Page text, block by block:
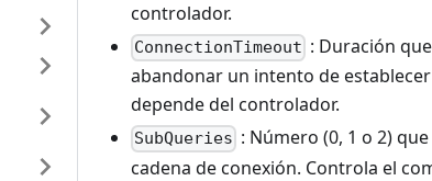
controlador.
ConnectionTimeout : Duración
abandonar un intento de
depende del controlador.
SubQueries : Número (0, 1 o 2)
cadena de conexión. Controla el